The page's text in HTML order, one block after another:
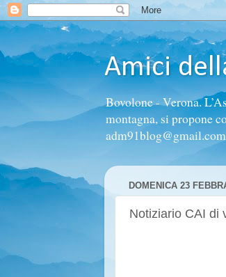
Amici
Bovolone - Verona.
montagna, si propone
adm91blog@gmail.com
DOMENICA 23
Notiziario CAI di